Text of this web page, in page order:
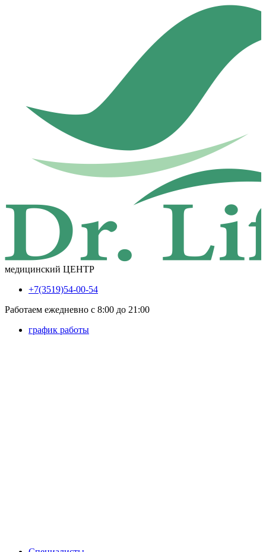
медицинский ЦЕНТР
+7(3519)54-00-54
Работаем ежедневно с 8:00 до 21:00
график работы